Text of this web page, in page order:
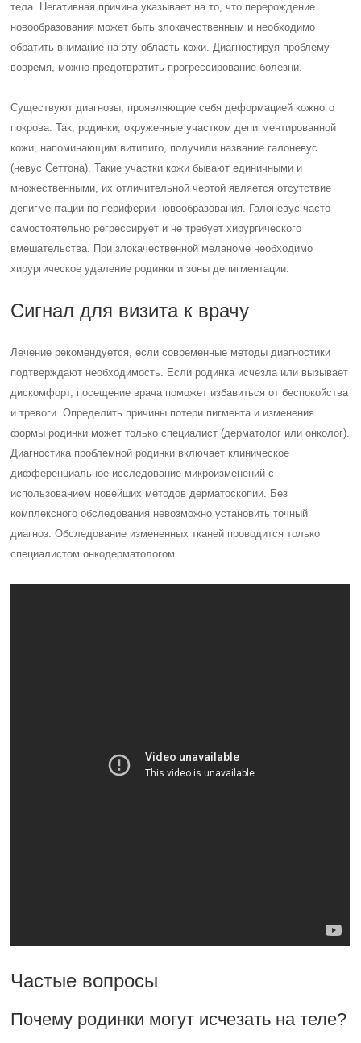
тела. Негативная причина указывает на то, что перерождение
новообразования может быть злокачественным и необходимо
обратить внимание на эту область кожи. Диагностируя проблему
вовремя, можно предотвратить прогрессирование болезни.
Существуют диагнозы, проявляющие себя деформацией кожного
покрова. Так, родинки, окруженные участком депигментированной
кожи, напоминающим витилиго, получили название галоневус
(невус Сеттона). Такие участки кожи бывают единичными и
множественными, их отличительной чертой является отсутствие
депигментации по периферии новообразования. Галоневус часто
самостоятельно регрессирует и не требует хирургического
вмешательства. При злокачественной меланоме необходимо
хирургическое удаление родинки и зоны депигментации.
Сигнал для визита к врачу
Лечение рекомендуется, если современные методы диагностики
подтверждают необходимость. Если родинка исчезла или вызывает
дискомфорт, посещение врача поможет избавиться от беспокойства
и тревоги.Определить причины потери пигмента и изменения
формы родинки может только специалист (дерматолог или онколог).
Диагностика проблемной родинки включает клиническое
дифференциальное исследование микроизменений с
использованием новейших методов дерматоскопии. Без
комплексного обследования невозможно установить точный
диагноз. Обследование измененных тканей проводится только
специалистом онкодерматологом.
Частые вопросы
Почему родинки могут исчезать на теле?